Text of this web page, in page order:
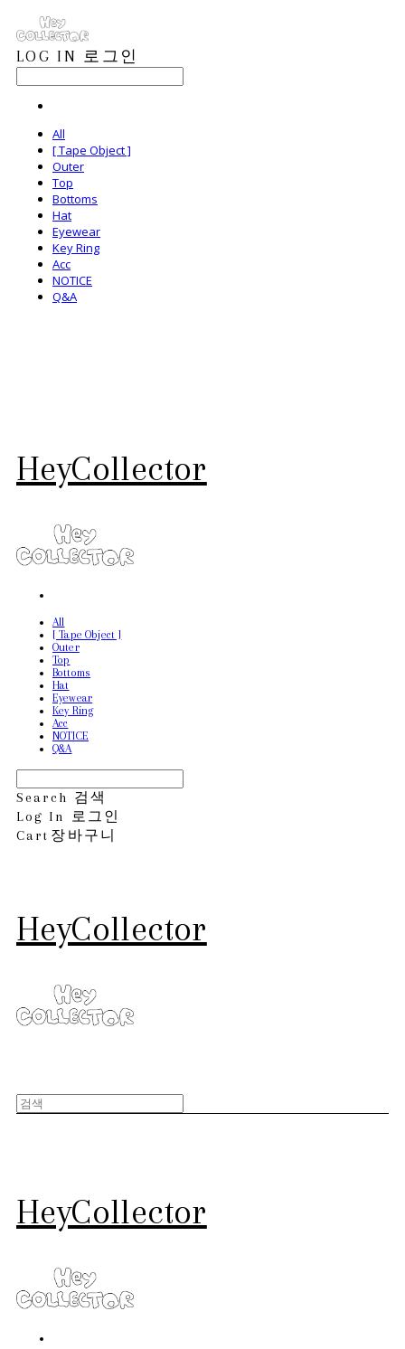
LOG IN 로그인
All
[ Tape Object ]
Outer
Top
Bottoms
Hat
Eyewear
Key Ring
Acc
NOTICE
Q&A
HeyCollector
All
[ Tape Object ]
Outer
Top
Bottoms
Hat
Eyewear
Key Ring
Acc
NOTICE
Q&A
Search 검색
Log In
로그인
Cart 장바구니
HeyCollector
HeyCollector